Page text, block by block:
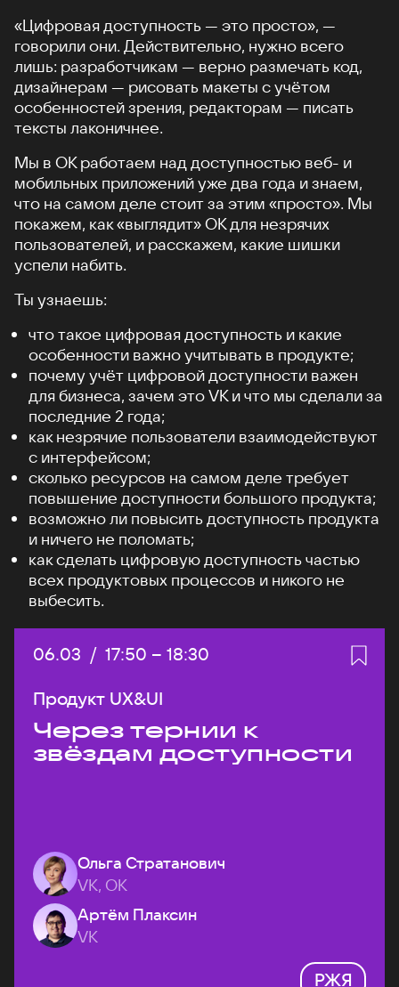
«Цифровая доступность — это просто», —
говорили они. Действительно, нужно всего
лишь: разработчикам — верно размечать код,
дизайнерам — рисовать макеты с учётом
особенностей зрения, редакторам — писать
тексты лаконичнее.
Мы в ОК работаем над доступностью веб- и
мобильных приложений уже два года и знаем,
что на самом деле стоит за этим «просто». Мы
покажем, как «выглядит» ОК для незрячих
пользователей, и расскажем, какие шишки
успели набить.
Ты узнаешь:
что такое цифровая доступность и какие
особенности важно учитывать в продукте;
почему учёт цифровой доступности важен
для бизнеса, зачем это VK и что мы сделали за
последние 2 года;
как незрячие пользователи взаимодействуют
с интерфейсом;
сколько ресурсов на самом деле требует
повышение доступности большого продукта;
возможно ли повысить доступность продукта
и ничего не поломать;
как сделать цифровую доступность частью
всех продуктовых процессов и никого не
выбесить.
Дата:
06.03 / Начало:
17:50 – Конец:
18:30
Продукт UX&UI
Через тернии к
звёздам доступности
Ольга Стратанович
VK, ОК
Артём Плаксин
VK
РЖЯ